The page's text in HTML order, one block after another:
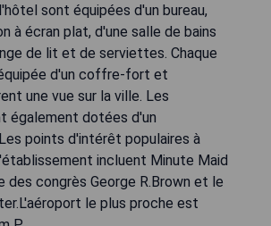
sont équipées d'un bureau,
à écran plat, d'une salle de bains
de lit et de serviettes. Chaque
d'un coffre-fort et
une vue sur la ville. Les
également dotées d'un
points d'intérêt populaires à
incluent Minute Maid
des congrès George R.Brown et le
le plus proche est